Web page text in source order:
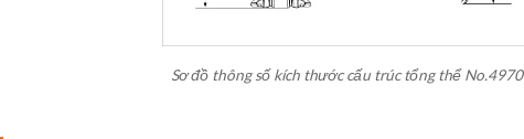
Sơ đồ thông số kích thước cấu trúc tổng thể No.4970